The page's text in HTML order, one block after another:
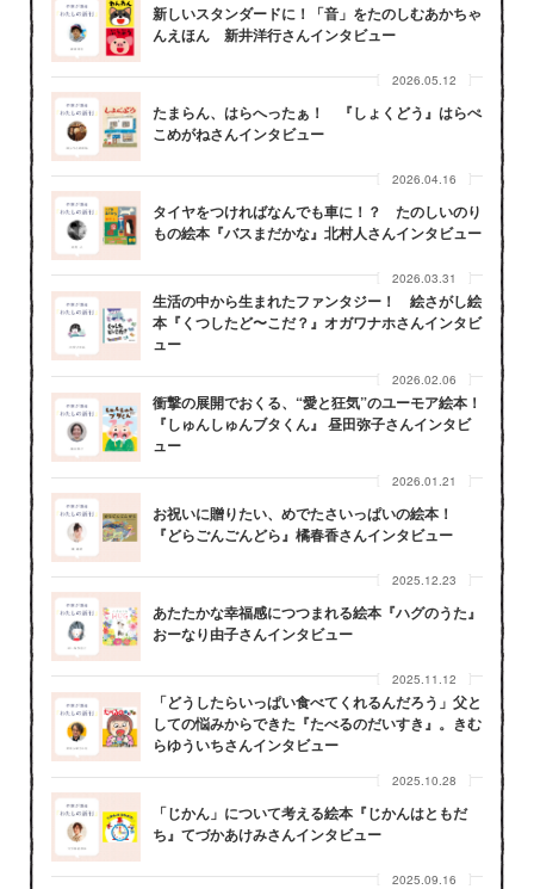
新しいスタンダードに！「音」をたのしむあかちゃ
んえほん 新井洋行さんインタビュー
2026.05.12
たまらん、はらへったぁ！ 『しょくどう』はらぺ
こめがねさんインタビュー
2026.04.16
タイヤをつければなんでも車に！？ たのしいのり
もの絵本『バスまだかな』北村人さんインタビュー
2026.03.31
生活の中から生まれたファンタジー！ 絵さがし絵
本『くつしたど〜こだ？』オガワナホさんインタビ
ュー
2026.02.06
衝撃の展開でおくる、“愛と狂気”のユーモア絵本！
『しゅんしゅんブタくん』 昼田弥子さんインタビ
ュー
2026.01.21
お祝いに贈りたい、めでたさいっぱいの絵本！
『どらごんごんどら』橘春香さんインタビュー
2025.12.23
あたたかな幸福感につつまれる絵本『ハグのうた』
おーなり由子さんインタビュー
2025.11.12
「どうしたらいっぱい食べてくれるんだろう」父と
しての悩みからできた『たべるのだいすき』。きむ
らゆういちさんインタビュー
2025.10.28
「じかん」について考える絵本『じかんはともだ
ち』てづかあけみさんインタビュー
2025.09.16